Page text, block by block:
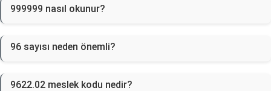
999999 nasıl okunur?
96 sayısı neden önemli?
9622.02 meslek kodu nedir?